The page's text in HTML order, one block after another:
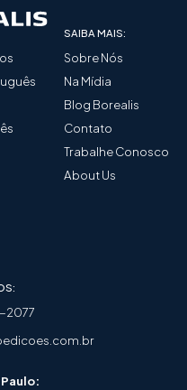
SAIBA MAIS:
Sobre Nós
Na Mídia
Blog Borealis
Contato
Trabalhe Conosco
About Us
2077